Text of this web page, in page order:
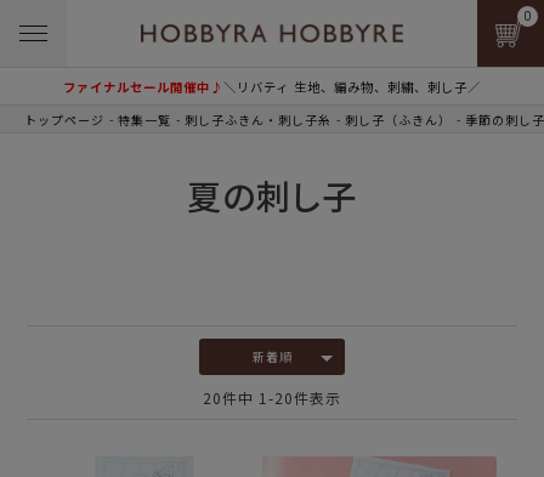
ファイナルセール開催中♪＼リバティ 生地、編み物、刺繍、刺し子／
0
トップページ 特集一覧 刺し子ふきん・刺し子糸 刺し子（ふきん） 季節の刺し子
夏の刺し子
新着順
20件中 1 -20件表示